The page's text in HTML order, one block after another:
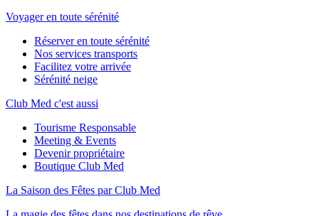
Voyager en toute sérénité
Réserver en toute sérénité
Nos services transports
Facilitez votre arrivée
Sérénité neige
Club Med c'est aussi
Tourisme Responsable
Meeting & Events
Devenir propriétaire
Boutique Club Med
La Saison des Fêtes par Club Med